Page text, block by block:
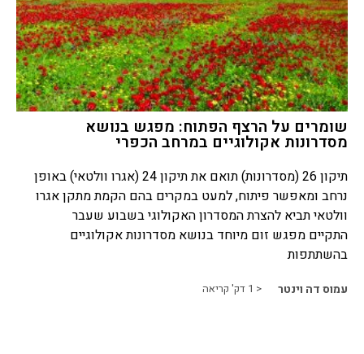
שומרים על הרצף הפתוח: מפגש בנושא
מסדרונות אקולוגיים במרחב הכפרי
תיקון 26 (מסדרונות) תואם את תיקון 24 (אגרו וולטאי) באופן
נרחב ומאפשר פיתוח, למעט במקרים בהם הקמת מתקן אגרו
וולטאי תביא להצרת המסדרון האקולוגי בשבוע שעבר
התקיים מפגש זום מיוחד בנושא מסדרונות אקולוגיים
בהשתתפות
עמוס דה וינטר < 1 דק' קריאה